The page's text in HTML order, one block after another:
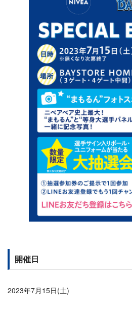
開催日
2023年7月15日(土)